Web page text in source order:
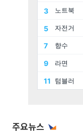
주요뉴스